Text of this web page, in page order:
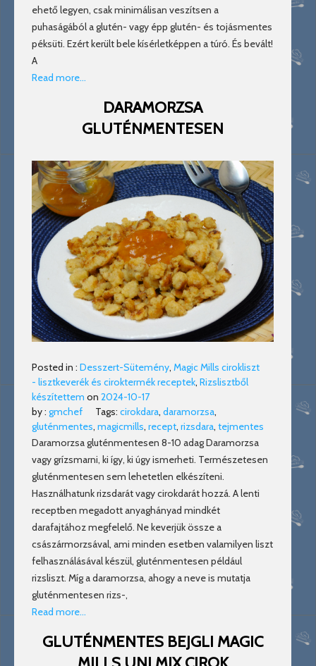
ehető legyen, csak minimálisan veszítsen a
puhaságából a glutén- vagy épp glutén- és tojásmentes
péksüti. Ezért került bele kísérletképpen a túró. És bevált!
A
Read more…
DARAMORZSA
GLUTÉNMENTESEN
Posted in : Desszert-Sütemény, Magic Mills cirokliszt
- lisztkeverék és ciroktermék receptek, Rizslisztből
készítettem on 2024-10-17
by : gmchef Tags: cirokdara, daramorzsa,
gluténmentes, magicmills, recept, rizsdara, tejmentes
Daramorzsa gluténmentesen 8-10 adag Daramorzsa
vagy grízsmarni, ki így, ki úgy ismerheti. Természetesen
gluténmentesen sem lehetetlen elkészíteni.
Használhatunk rizsdarát vagy cirokdarát hozzá. A lenti
receptben megadott anyaghányad mindkét
darafajtához megfelelő. Ne keverjük össze a
császármorzsával, ami minden esetben valamilyen liszt
felhasználásával készül, gluténmentesen például
rizsliszt. Míg a daramorzsa, ahogy a neve is mutatja
gluténmentesen rizs-,
Read more…
GLUTÉNMENTES BEJGLI MAGIC